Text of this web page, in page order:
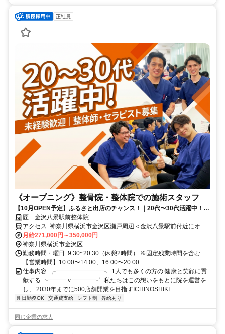
正社員
《オープニング》整骨院・整体院での施術スタッフ
【10月OPEN予定】ふるさと出店のチャンス！｜20代〜30代活躍中！｜
無資格OK｜未経験から一流の治療家になれる手厚い研修サポートあり｜
店舗拡大中で最速でキャリアアップができる！週休2日制
匠 金沢八景駅前整体院
アクセス: 神奈川県横浜市金沢区瀬戸周辺＜金沢八景駅前付近にオー
プン予定＞
月給271,000円～350,000円
神奈川県横浜市金沢区
勤務時間・曜日: 9:30~20:30（休憩2時間） ※固定残業時間を含む
【営業時間】10:00〜14:00、16:00〜20:00
仕事内容: ╭━━━━━━━━╮ 1人でも多くの方の 健康と笑顔に貢
献する ╰━━━ｖ━━━━╯ 私たちはこの想いをもとに院を運営を
し、 2030年までに500店舗開業を目指すICHINOSHIKI...
即日勤務OK 交通費支給 シフト制 昇給あり
同じ企業の求人